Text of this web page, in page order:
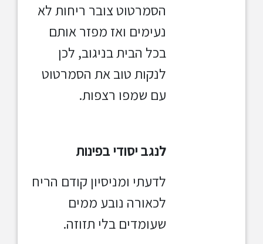
הסמרטוט צובר ריחות לא
נעימים ואז מפזר אותם
בכל הבית בניגוב, לכן
לנקות טוב את הסמרטוט
עם שמפו רצפות.
לנגב יסודי בפינות
לדעתי ומניסיון קודם הריח
לכאורה נובע ממים
שעומדים בלי תזוזה.